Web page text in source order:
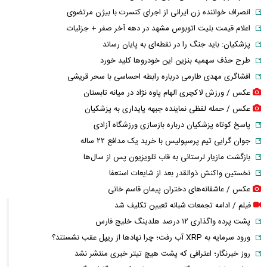
انصراف خواننده زن ایرانی از اجرای کنسرت با بیژن مرتضوی
اعلام قیمت بلیت اتوبوس مشهد در دهه آخر صفر + جزئیات
پزشکیان: باید جنگ را در نقطه‌ای به پایان رساند
طرح حذف سهمیه بنزین این خودرو‌ها کلید خورد
افشاگری مهدی طارمی درباره رابطه احساسی با سحر قریشی
عکس / ورزش لاکچری الهام پاوه نژاد در میانه تابستان
عکس / حمله لفظی نماینده جبهه پایداری به پزشکیان
پاسخ کوتاه پزشکیان درباره بازسازی ورزشگاه آزادی
جوان گرایی تیم پرسپولیس با خرید یک مدافع ۲۲ ساله
بازگشت مازیار لرستانی به قاب تلویزیون پس از سال‌ها
نخستین واکنش ذوالقدر بعد از شایعات استعفا
عکس / عاشقانه‌های دختران پیمان قاسم خانی
فیلم / ادامه تجمعات شبانه تعیین تکلیف شد
پشت پرده واگذاری ۱۲ درصد هلدینگ خلیج فارس
ورود سرمایه به XRP آب رفت؛ چرا نهادها از ریپل عقب نشستند؟
روز خبرنگار؛ اعترافی که پشت هیچ تیتر خبری منتشر نشد